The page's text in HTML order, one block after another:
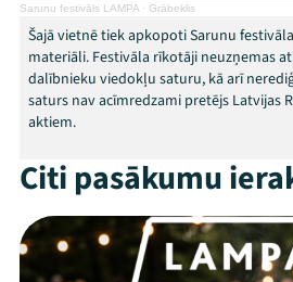
ThreadsFacebookYoutube
X
Sarunu festivāls LAMPA · Grābeklis
Šajā vietnē tiek apkopoti Sarunu
materiāli. Festivāla rīkotāji neuzņemas
dalībnieku viedokļu saturu, kā arī
saturs nav acīmredzami pretējs Latvijas
aktiem.
Citi pasākumu